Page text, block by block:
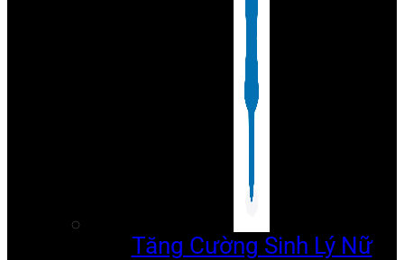
Tăng Cường Sinh Lý Nữ